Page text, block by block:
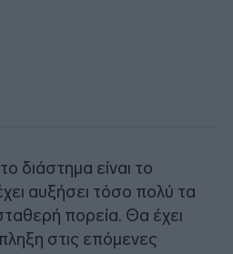
διάστημα είναι το
αυξήσει τόσο πολύ τα
πορεία. Θα έχει
στις επόμενες